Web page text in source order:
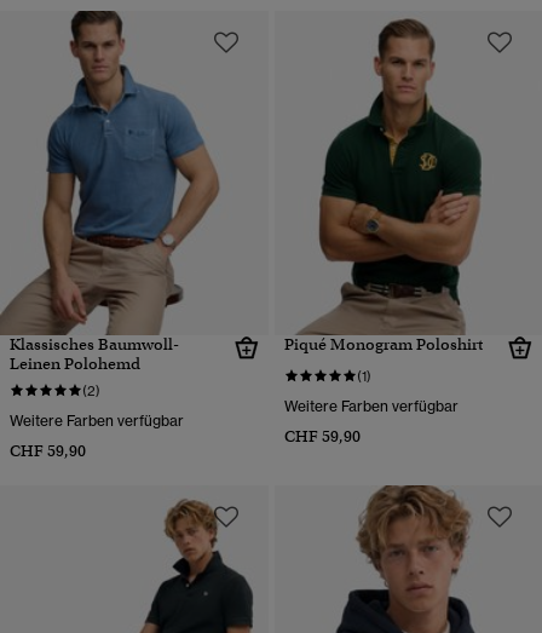
Klassisches Baumwoll-
Leinen Polohemd
(2)
Weitere Farben verfügbar
CHF 59,90
Piqué Monogram Poloshirt
(1)
Weitere Farben verfügbar
CHF 59,90